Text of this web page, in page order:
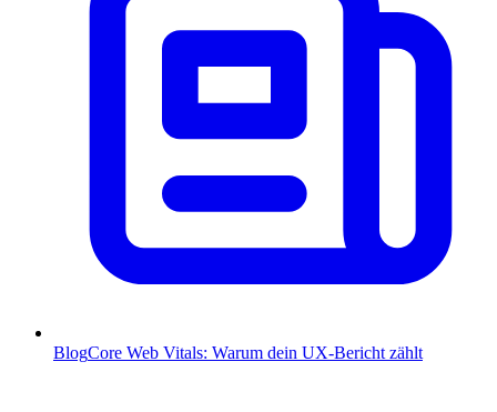
BlogCore Web Vitals: Warum dein UX-Bericht zählt